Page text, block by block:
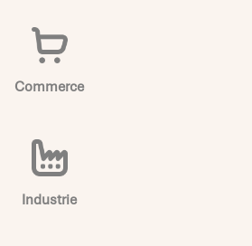
Commerce
Industrie